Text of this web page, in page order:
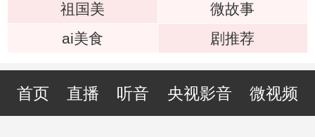
祖国美
微故事
ai美食
剧推荐
首页 直播 听音 央视影音 微视频